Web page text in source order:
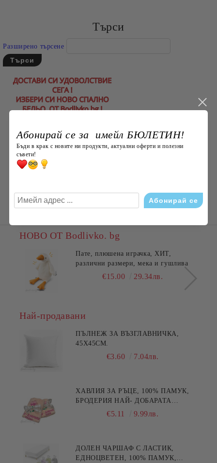
Търси
Разширено търсене
НОВО ОТ Bodlivko. bg
Пате, плюшена играчка, ХИТ,
различни размери, мека и гушлива
€15.00 29.34лв.
Най-продавани
ПЪЛНЕЖ ЗА ВЪЗГЛАВНИЧКА,
45X45СМ.
€3.60 7.04лв.
ХАВЛИЯ ЗА РЪЦЕ, 100% ПАМУК,
БРОДЕРИЯ НАЙ- ДОБАРАТА
МАЙКА/БАБА , РАЗМЕР:
€5.11 9.99лв.
ДОЛЕН ЧАРШАФ С ЛАСТИК,
ЕДНОЦВЕТЕН, 100% ПАМУК,
Абонирай се за имейл БЮЛЕТИН!
Бъди в крак с новите ни продукти, актуални оферти и полезни
съвети!